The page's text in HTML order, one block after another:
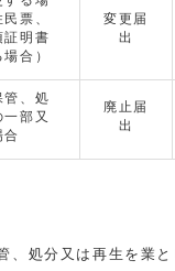
票、
証明書
合）
変更届
出
管、処
部又
廃止届
出
、処分又は再生を業